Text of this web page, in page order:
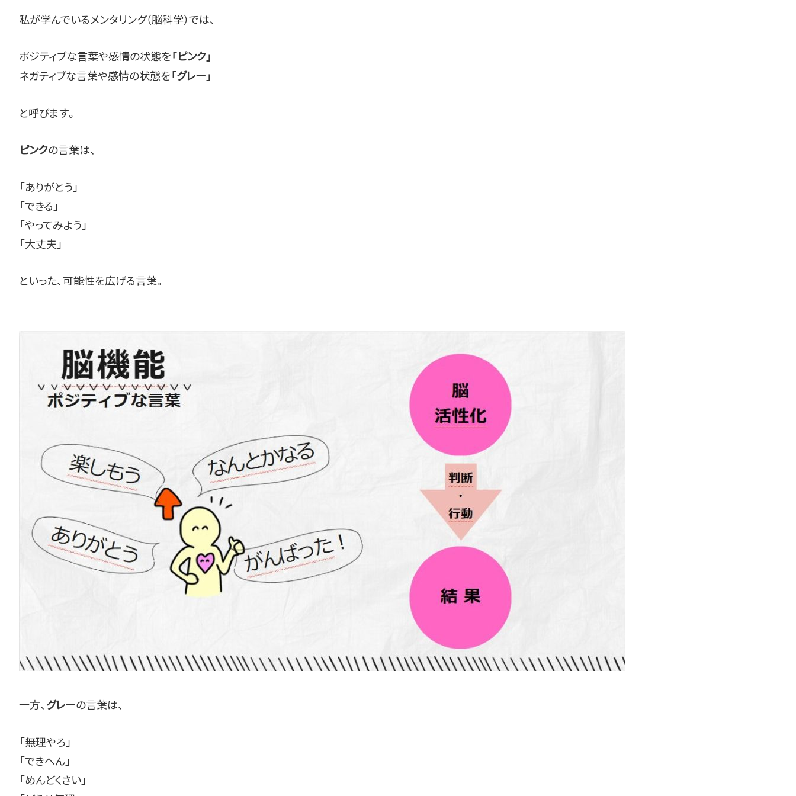
私が学んでいるメンタリング（脳科学）では、
ポジティブな言葉や感情の状態を「ピンク」
ネガティブな言葉や感情の状態を「グレー」
と呼びます。
ピンクの言葉は、
「ありがとう」
「できる」
「やってみよう」
「大丈夫」
といった、可能性を広げる言葉。
一方、 グレーの言葉は、
「無理やろ」
「できへん」
「めんどくさい」